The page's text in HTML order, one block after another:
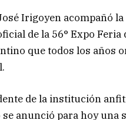
Irigoyen acompañó la
de la 56° Expo Feria
que todos los años
de la institución
anunció para hoy una